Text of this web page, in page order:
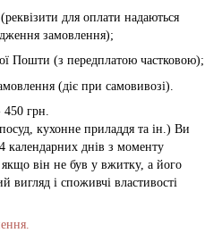
для оплати надаються
замовлення);
Пошти (з передплатою частковою);
(діє при самовивозі).
450 грн.
кухонне приладдя та ін.) Ви
календарних днів з моменту
він не був у вжитку, а його
вигляд і споживчі властивості